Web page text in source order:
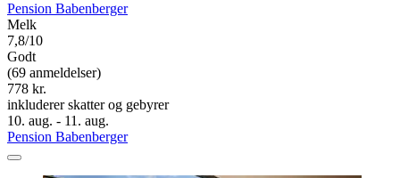
Pension Babenberger
Melk
7,8/10
Godt
(69 anmeldelser)
778 kr.
inkluderer skatter og gebyrer
10. aug. - 11. aug.
Pension Babenberger